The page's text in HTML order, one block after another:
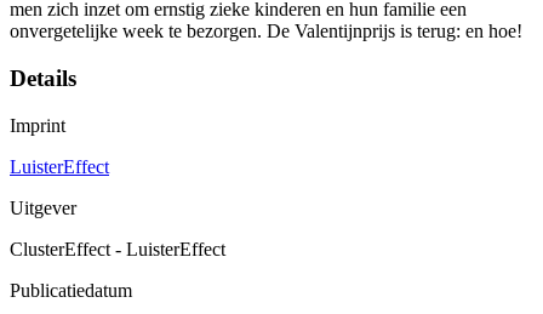
men zich inzet om ernstig zieke kinderen en hun familie een
onvergetelijke week te bezorgen. De Valentijnprijs is terug: en hoe!
Details
Imprint
LuisterEffect
Uitgever
ClusterEffect - LuisterEffect
Publicatiedatum